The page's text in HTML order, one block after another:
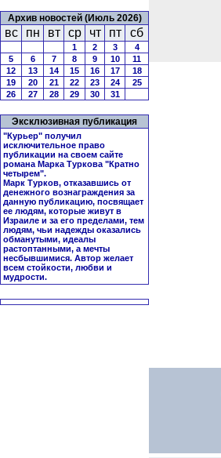
Архив новостей (Июль 2026)
вс пн вт ср чт пт сб
1 2 3
4
5
6 7 8 9 10
11
12
13 14 15 16 17
18
19
20 21 22 23 24
25
26
27 28 29 30 31
Эксклюзивная публикация
"Курьер" получил
исключительное право
публикации на своем сайте
романа Марка Туркова "Кратно
четырем".
Марк Турков, отказавшись от
денежного вознаграждения за
данную публикацию, посвящает
ее людям, которые живут в
Израиле и за его пределами, тем
людям, чьи надежды оказались
обманутыми, идеалы
растоптанными, а мечты
несбывшимися. Автор желает
всем стойкости, любви и
мудрости.